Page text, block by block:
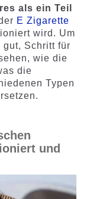
als ein Teil
E Zigarette
wird. Um
gut, Schritt für
wie die
die
Typen
und